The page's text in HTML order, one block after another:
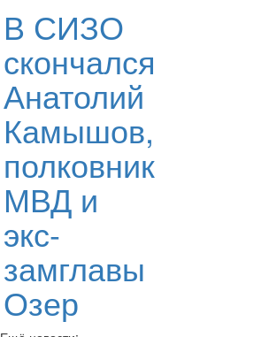
В СИЗО
скончался
Анатолий
Камышов,
полковник
МВД и
экс-
замглавы
Озер